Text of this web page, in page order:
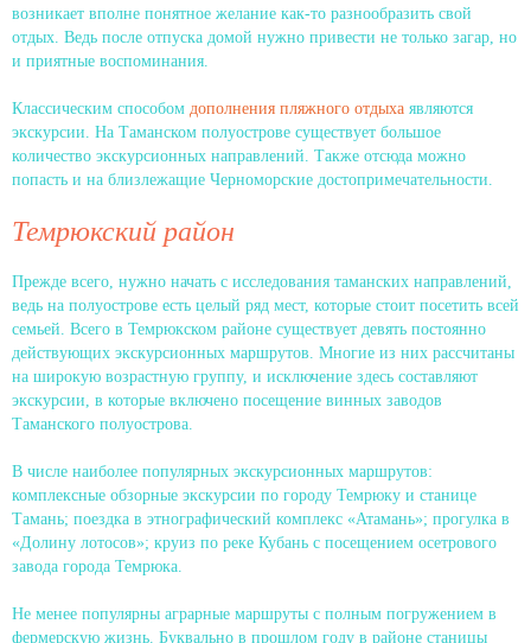
возникает вполне понятное желание как-то разнообразить свой
отдых. Ведь после отпуска домой нужно привести не только загар, но
и приятные воспоминания.
Классическим способом дополнения пляжного отдыха являются
экскурсии. На Таманском полуострове существует большое
количество экскурсионных направлений. Также отсюда можно
попасть и на близлежащие Черноморские достопримечательности.
Темрюкский район
Прежде всего, нужно начать с исследования таманских направлений,
ведь на полуострове есть целый ряд мест, которые стоит посетить всей
семьей. Всего в Темрюкском районе существует девять постоянно
действующих экскурсионных маршрутов. Многие из них рассчитаны
на широкую возрастную группу, и исключение здесь составляют
экскурсии, в которые включено посещение винных заводов
Таманского полуострова.
В числе наиболее популярных экскурсионных маршрутов:
комплексные обзорные экскурсии по городу Темрюку и станице
Тамань; поездка в этнографический комплекс «Атамань»; прогулка в
«Долину лотосов»; круиз по реке Кубань с посещением осетрового
завода города Темрюка.
Не менее популярны аграрные маршруты с полным погружением в
фермерскую жизнь. Буквально в прошлом году в районе станицы